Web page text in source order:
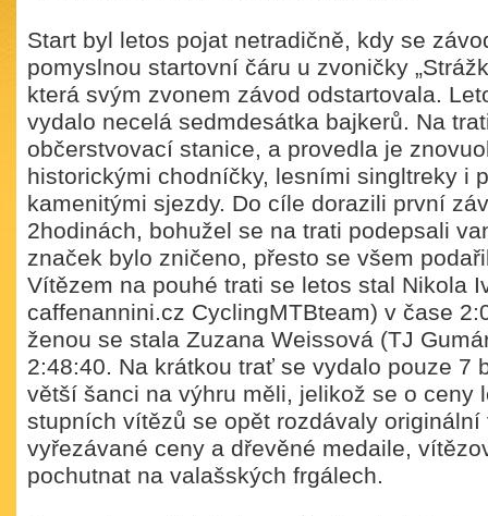
Start byl letos pojat netradičně, kdy se
pomyslnou startovní čáru u zvoničky
která svým zvonem závod odstartovala.
vydalo necelá sedmdesátka bajkerů. Na
občerstvovací stanice, a provedla je
historickými chodníčky, lesními singltreky i
kamenitými sjezdy. Do cíle dorazili první
2hodinách, bohužel se na trati podepsali
značek bylo zničeno, přesto se všem
Vítězem na pouhé trati se letos stal Nikola
caffenannini.cz CyclingMTBteam) v čase
ženou se stala Zuzana Weissová (TJ
2:48:40. Na krátkou trať se vydalo pouze 7
větší šanci na výhru měli, jelikož se o ceny
stupních vítězů se opět rozdávaly originální
vyřezávané ceny a dřevěné medaile,
pochutnat na valašských frgálech.